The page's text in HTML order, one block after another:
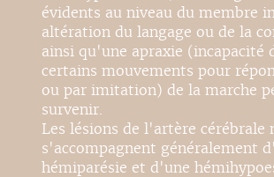
évidents au niveau du membre
altération du langage ou de la
ainsi qu'une apraxie (incapacité
certains mouvements pour
ou par imitation) de la marche
survenir.
Les lésions de l'artère cérébrale
s'accompagnent généralement
hémiparésie et d'une